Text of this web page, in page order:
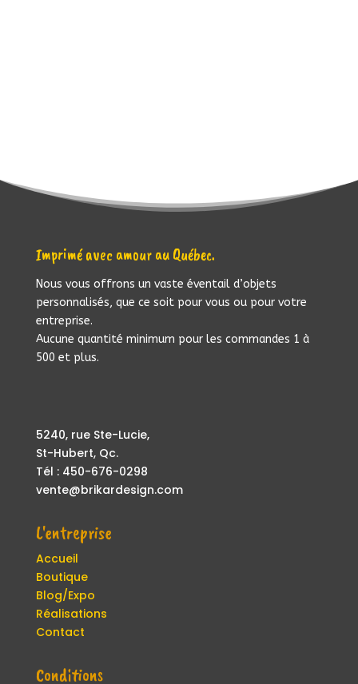
Imprimé avec amour au Québec.
Nous vous offrons un vaste éventail d’objets
personnalisés, que ce soit pour vous ou pour votre
entreprise.
Aucune quantité minimum pour les commandes 1 à
500 et plus.
5240, rue Ste-Lucie,
St-Hubert, Qc.
Tél : 450-676-0298
vente@brikardesign.com
L'entreprise
Accueil
Boutique
Blog/Expo
Réalisations
Contact
Conditions